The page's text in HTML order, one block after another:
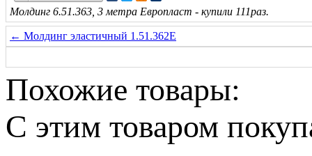
Молдинг 6.51.363, 3 метра Европласт - купили 111раз.
← Молдинг эластичный 1.51.362E
Похожие товары:
C этим товаром